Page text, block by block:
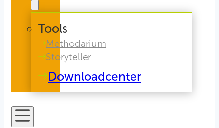
Tools
Methodarium
Storyteller
Downloadcenter